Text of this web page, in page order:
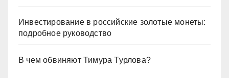
Инвестирование в российские золотые монеты:
подробное руководство
В чем обвиняют Тимура Турлова?